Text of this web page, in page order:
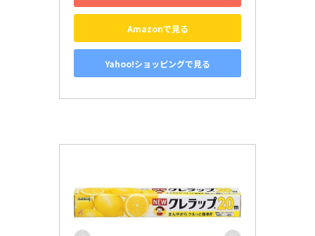
Amazonで見る
Yahoo!ショッピングで見る